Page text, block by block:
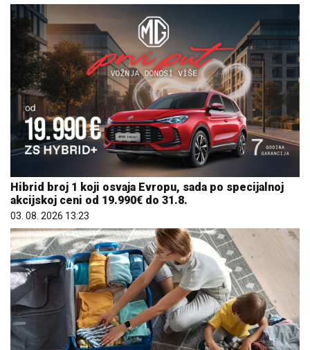
Hibrid broj 1 koji osvaja Evropu, sada po specijalnoj
akcijskoj ceni od 19.990€ do 31.8.
03. 08. 2026 13:23